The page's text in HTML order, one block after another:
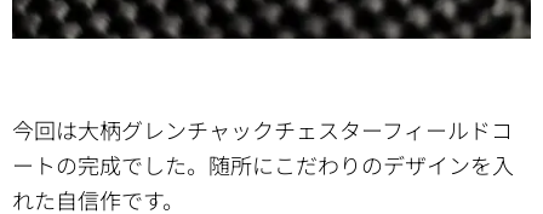
今回は大柄グレンチャックチェスターフィールドコ
ートの完成でした。随所にこだわりのデザインを入
れた自信作です。